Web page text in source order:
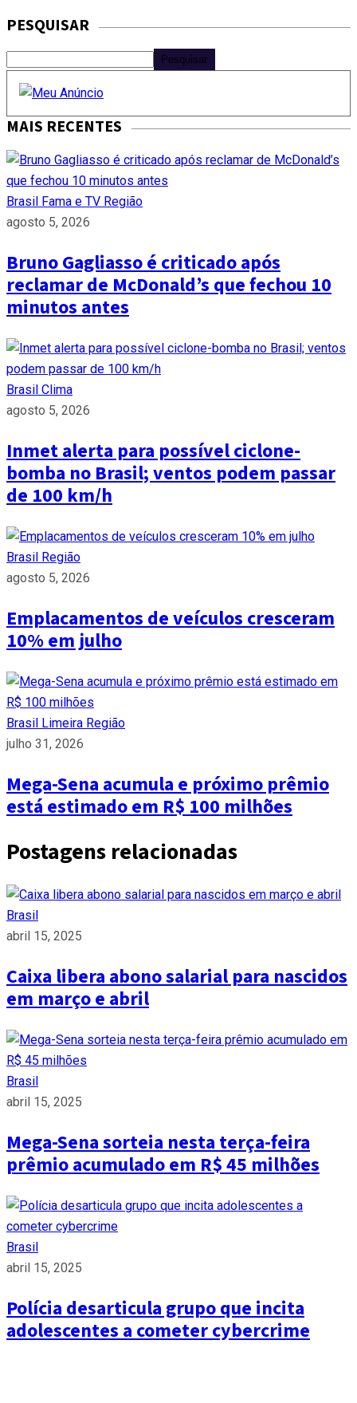
PESQUISAR
Pesquisar
MAIS RECENTES
Brasil Fama e TV Região
agosto 5, 2026
Bruno Gagliasso é criticado após
reclamar de McDonald’s que fechou 10
minutos antes
Brasil Clima
agosto 5, 2026
Inmet alerta para possível ciclone-
bomba no Brasil; ventos podem passar
de 100 km/h
Brasil Região
agosto 5, 2026
Emplacamentos de veículos cresceram
10% em julho
Brasil Limeira Região
julho 31, 2026
Mega-Sena acumula e próximo prêmio
está estimado em R$ 100 milhões
Postagens relacionadas
Brasil
abril 15, 2025
Caixa libera abono salarial para nascidos
em março e abril
Brasil
abril 15, 2025
Mega-Sena sorteia nesta terça-feira
prêmio acumulado em R$ 45 milhões
Brasil
abril 15, 2025
Polícia desarticula grupo que incita
adolescentes a cometer cybercrime